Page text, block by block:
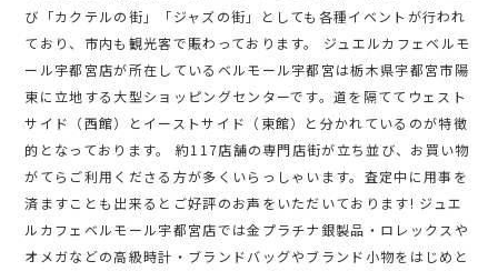
び「カクテルの街」「ジャズの街」としても各種イベントが行われ
ており、市内も観光客で賑わっております。 ジュエルカフェベルモ
ール宇都宮店が所在しているベルモール宇都宮は栃木県宇都宮市陽
東に立地する大型ショッピングセンターです。道を隔ててウェスト
サイド（西館）とイーストサイド（東館）と分かれているのが特徴
的となっております。 約117店舗の専門店街が立ち並び、お買い物
がてらご利用くださる方が多くいらっしゃいます。査定中に用事を
済ますことも出来るとご好評のお声をいただいております! ジュエ
ルカフェベルモール宇都宮店では金プラチナ銀製品・ロレックスや
オメガなどの高級時計・ブランドバッグやブランド小物をはじめと